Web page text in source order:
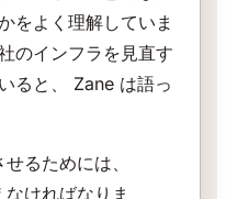
をよく理解していま
のインフラを見直す
ると、 Zane は語っ
るためには、
ければなりま